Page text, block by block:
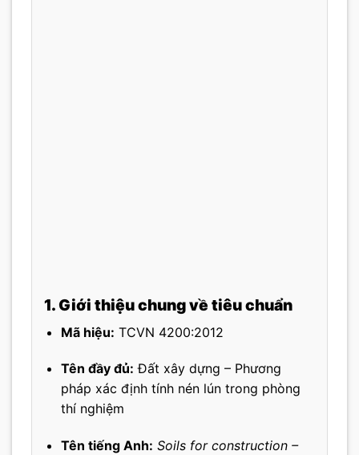
1. Giới thiệu chung về tiêu chuẩn
Mã hiệu: TCVN 4200:2012
Tên đầy đủ: Đất xây dựng – Phương
pháp xác định tính nén lún trong phòng
thí nghiệm
Tên tiếng Anh: Soils for construction –